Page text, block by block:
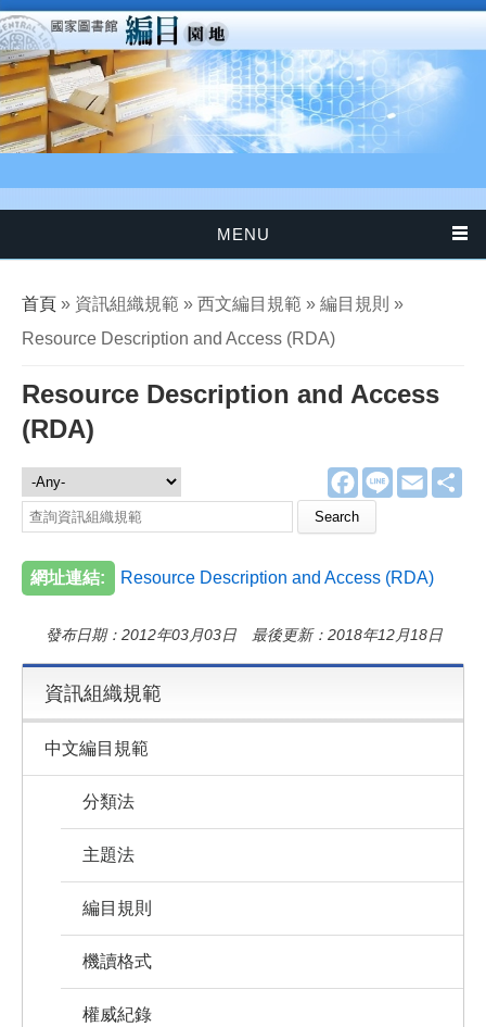
移至主內容
MENU
您在這裡
首頁 » 資訊組織規範 » 西文編目規範 » 編目規則 »
Resource Description and Access (RDA)
Resource Description and Access
(RDA)
F
a
e
o
L
E
m
資訊組織規範
Search this site
網址連結: Resource Description and Access (RDA)
發布日期：2012年03月03日 最後更新：2018年12月18日
資訊組織規範
中文編目規範
分類法
主題法
編目規則
機讀格式
權威紀錄